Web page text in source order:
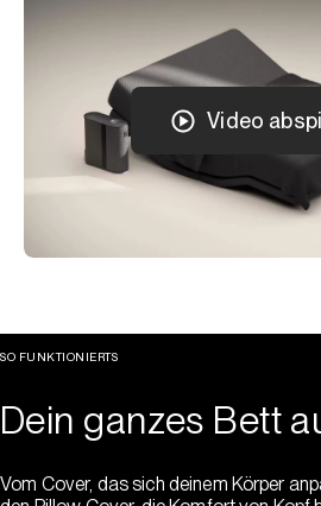
Video
SO FUNKTIONIERTS
Dein ganzes Bett
Vom Cover, das sich deinem Körper